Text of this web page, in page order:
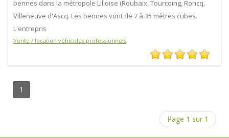
bennes dans la métropole Lilloise (Roubaix, Tourcoing, Roncq,
Villeneuve d'Ascq. Les bennes vont de 7 à 35 mètres cubes.
L'entrepris
Vente / location véhicules professionnels
1
Page 1 sur 1